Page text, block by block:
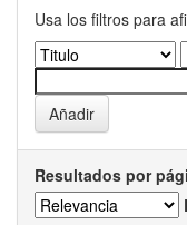
Usa los filtros para
Resultados por